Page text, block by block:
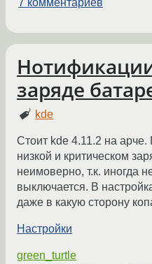
заряде
kde
Стоит kde 4.11.2 на
низкой и критическом
неимоверно, т.к. иногда
выключается. В
даже в какую сторону
Настройки
green_turtle